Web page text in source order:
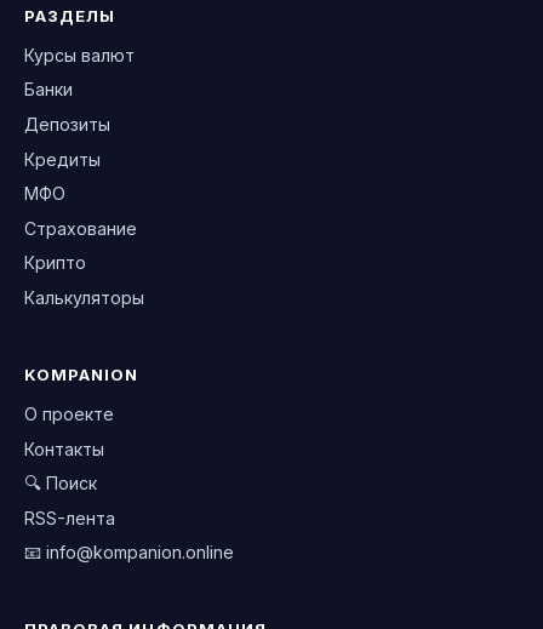
РАЗДЕЛЫ
Курсы валют
Банки
Депозиты
Кредиты
МФО
Страхование
Крипто
Калькуляторы
KOMPANION
О проекте
Контакты
🔍 Поиск
RSS-лента
📧 info@kompanion.online